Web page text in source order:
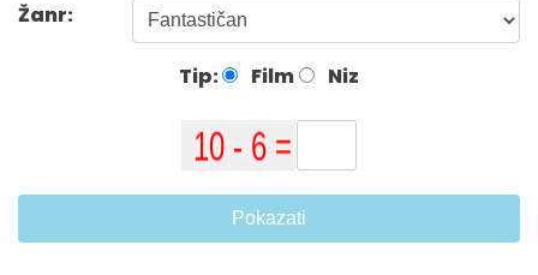
Žanr:
Tip: Film Niz
Pokazati